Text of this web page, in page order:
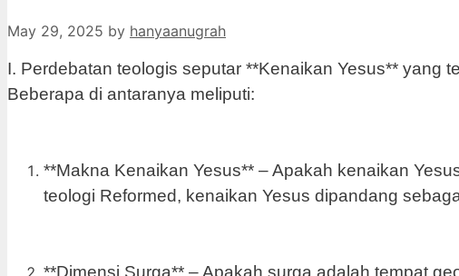
May 29, 2025 by hanyaanugrah
I. Perdebatan teologis seputar **Kenaikan Yesus** yang
Beberapa di antaranya meliputi:
**Makna Kenaikan Yesus** – Apakah kenaikan
teologi Reformed, kenaikan Yesus dipandang